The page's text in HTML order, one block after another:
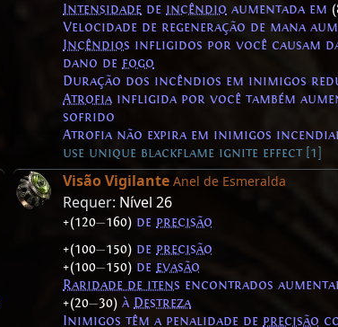
Intensidade de incêndio aumentada em
Velocidade de regeneração de mana
Incêndios infligidos por você causam
dano de fogo
Duração dos incêndios em inimigos
Atrofia infligida por você também
sofrido
Atrofia não expira em inimigos
use unique blackflame ignite effect [1]
Visão Vigilante Anel de Esmeralda
Requer: Nível 26
+(120—160) de precisão
+(100—150) de precisão
+(100—150) de evasão
Raridade de itens encontrados
+(20—30) à Destreza
Inimigos têm a penalidade de precisão